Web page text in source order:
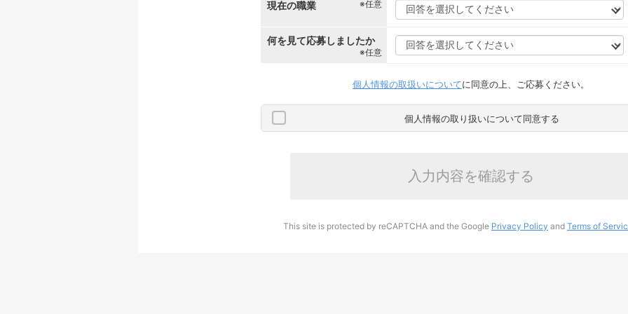
現在の職業 ※任意
何を見て応募しましたか
※任意
個人情報の取扱いについてに同意の上、ご応募ください。
個人情報の取り扱いについて同意する
入力内容を確認する
This site is protected by reCAPTCHA and the Google Privacy Policy and Terms of